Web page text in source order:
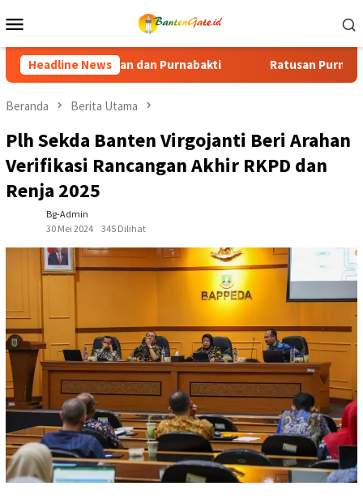
ke
Mobile
Headline News
Ratusan Purna Bhakti dan Warga Siap Meriahkan Senam
Beranda Berita Utama
Plh Sekda Banten Virgojanti Beri Arahan
Verifikasi Rancangan Akhir RKPD dan
Renja 2025
Bg-Admin
30 Mei 2024
345 Dilihat